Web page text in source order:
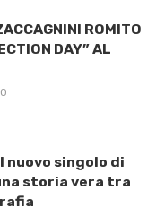
ROMITO
DAY” AL
0
nuovo singolo di
storia vera tra